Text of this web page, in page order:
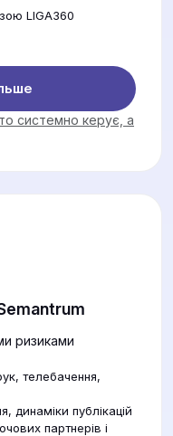
LIGA360
системно керує, а
ризиками
телебачення,
динаміки публікацій
партнерів і